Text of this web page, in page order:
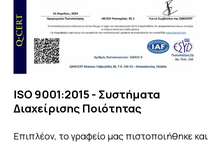
ISO 9001:2015 - Συστήματα
Διαχείρισης Ποιότητας
Επιπλέον, το γραφείο μας πιστοποιήθηκε και